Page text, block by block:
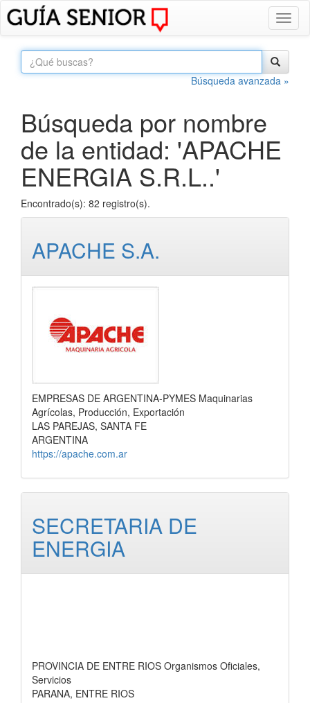
Búsqueda avanzada »
Búsqueda por nombre
de la entidad: 'APACHE
ENERGIA S.R.L..'
Encontrado(s): 82 registro(s).
APACHE S.A.
EMPRESAS DE ARGENTINA-PYMES Maquinarias
Agrícolas, Producción, Exportación
LAS PAREJAS, SANTA FE
ARGENTINA
https://apache.com.ar
SECRETARIA DE
ENERGIA
PROVINCIA DE ENTRE RIOS Organismos Oficiales,
Servicios
PARANA, ENTRE RIOS